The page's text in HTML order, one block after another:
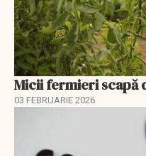
Micii fermieri scapă
03 FEBRUARIE 2026